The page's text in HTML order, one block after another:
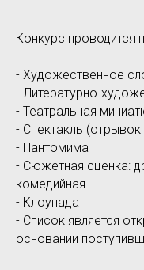
Конкурс проводится
- Художественное
- Литературно-
- Театральная
- Спектакль
- Пантомима
- Сюжетная сценка:
комедийная
- Клоунада
- Список является
основании